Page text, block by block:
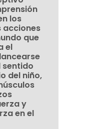
los
acciones
que
el
sentido
del niño,
y
en el